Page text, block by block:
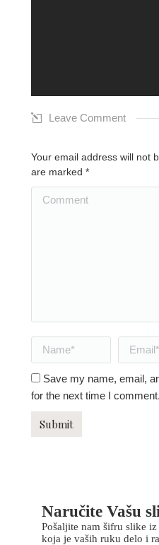
Leave Comment
Your email address will not
are marked *
Comment
Name * Email *
Save my name, email,
for the next time I comment.
Submit